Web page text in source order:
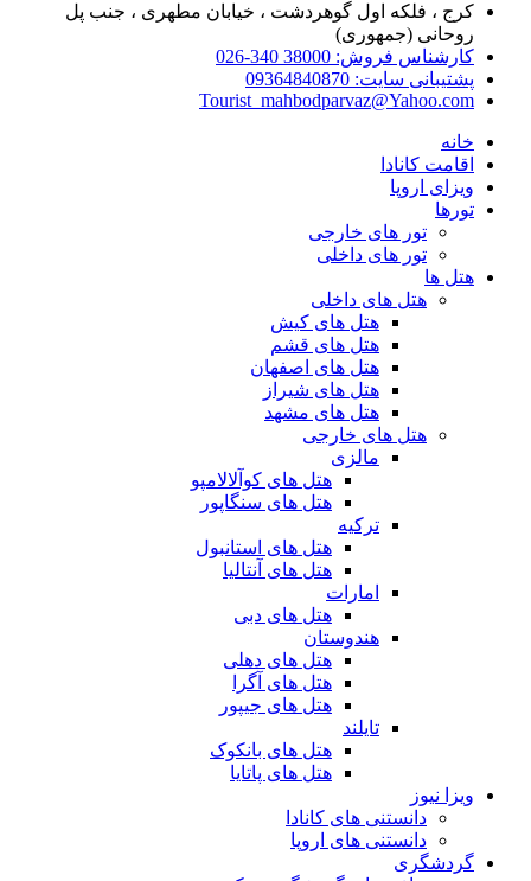
کرج ، فلکه اول گوهردشت ، خیابان مطهری ، جنب پل
روحانی (جمهوری)
کارشناس فروش: 38000 340-026
پشتیبانی سایت: 09364840870
Tourist_mahbodparvaz@Yahoo.com
خانه
اقامت کانادا
ویزای اروپا
تورها
تور های خارجی
تور های داخلی
هتل ها
هتل های داخلی
هتل های کیش
هتل های قشم
هتل های اصفهان
هتل های شیراز
هتل های مشهد
هتل های خارجی
مالزی
هتل های کوآلالامپو
هتل های سنگاپور
ترکیه
هتل های استانبول
هتل های آنتالیا
امارات
هتل های دبی
هندوستان
هتل های دهلی
هتل های آگرا
هتل های جیپور
تایلند
هتل های بانکوک
هتل های پاتایا
ویزا نیوز
دانستنی های کانادا
دانستنی های اروپا
گردشگری